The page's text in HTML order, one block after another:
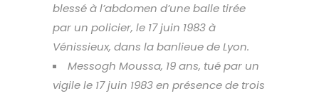
blessé à l’abdomen d’une balle tirée
par un policier, le 17 juin 1983 à
Vénissieux, dans la banlieue de Lyon.
Messogh Moussa, 19 ans, tué par un
vigile le 17 juin 1983 en présence de trois